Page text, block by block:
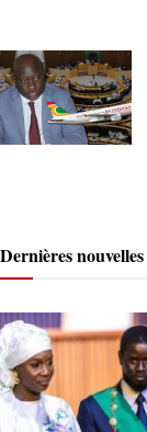
Dernières nouvelles